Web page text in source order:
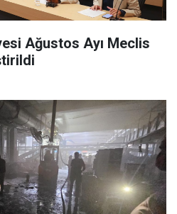
Ağustos Ayı Meclis